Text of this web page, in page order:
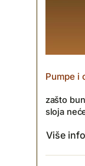
Pumpe i
zašto
sloja
Više